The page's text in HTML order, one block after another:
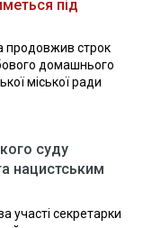
під
продовжив строк
домашнього
міської ради
суду
нацистським
участі секретарки